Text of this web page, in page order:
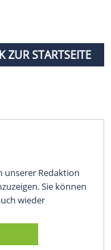
ZUR STARTSEITE
unserer Redaktion
Sie können
wieder